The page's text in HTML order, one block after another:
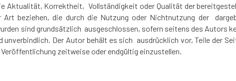
Aktualität, Korrektheit, Vollständigkeit oder Qualität der
beziehen, die durch die Nutzung oder Nichtnutzung der
sind grundsätzlich ausgeschlossen, sofern seitens des Autors
Der Autor behält es sich ausdrücklich vor, Teile der
zeitweise oder endgültig einzustellen.